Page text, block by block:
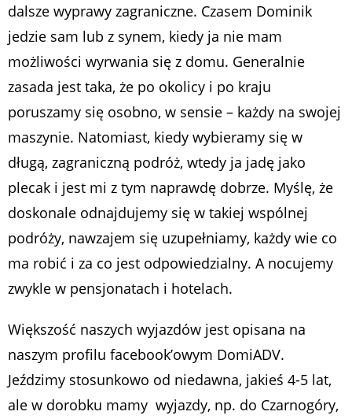
dalsze wyprawy zagraniczne. Czasem Dominik
jedzie sam lub z synem, kiedy ja nie mam
możliwości wyrwania się z domu. Generalnie
zasada jest taka, że po okolicy i po kraju
poruszamy się osobno, w sensie – każdy na swojej
maszynie. Natomiast, kiedy wybieramy się w
długą, zagraniczną podróż, wtedy ja jadę jako
plecak i jest mi z tym naprawdę dobrze. Myślę, że
doskonale odnajdujemy się w takiej wspólnej
podróży, nawzajem się uzupełniamy, każdy wie co
ma robić i za co jest odpowiedzialny. A nocujemy
zwykle w pensjonatach i hotelach.
Większość naszych wyjazdów jest opisana na
naszym profilu facebook’owym DomiADV.
Jeździmy stosunkowo od niedawna, jakieś 4-5 lat,
ale w dorobku mamy wyjazdy, np. do Czarnogóry,